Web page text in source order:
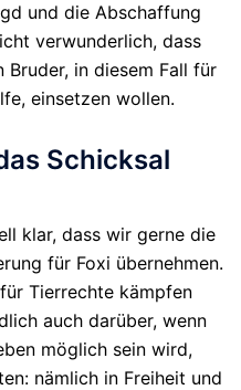
und die Abschaffung
verwunderlich, dass
in diesem Fall für
einsetzen wollen.
Schicksal
klar, dass wir gerne die
für Foxi übernehmen.
Tierrechte kämpfen
auch darüber, wenn
möglich sein wird,
nämlich in Freiheit und